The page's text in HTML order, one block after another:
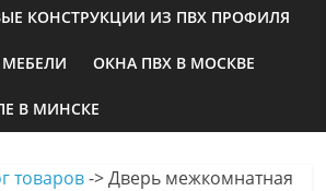
КОНСТРУКЦИИ ИЗ ПВХ ПРОФИЛЯ
МЕБЕЛИ ОКНА ПВХ В МОСКВЕ
В МИНСКЕ
товаров->Дверь межкомнатная